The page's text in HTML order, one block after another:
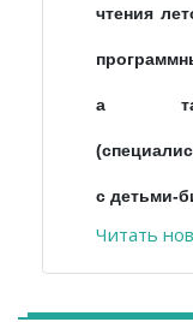
чтения
а
с детьми-
Читать